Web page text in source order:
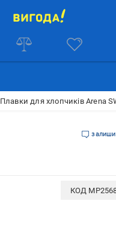
Плавки для хлопчиків Arena
КОД